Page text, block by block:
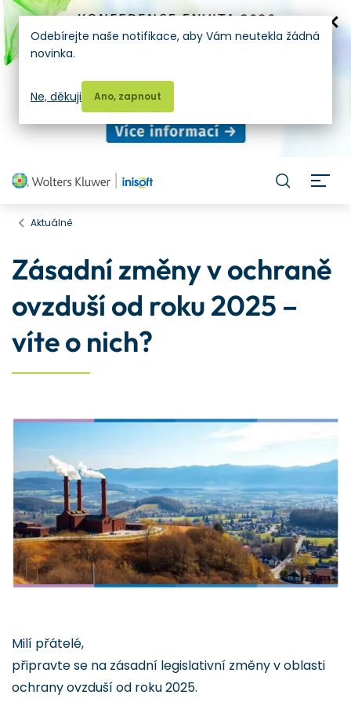
Aktuálně
Zásadní změny v ochraně
ovzduší od roku 2025 –
víte o nich?
Milí přátelé,
připravte se na zásadní legislativní změny v oblasti
ochrany ovzduší od roku 2025.
Odebírejte naše notifikace, aby Vám neutekla žádná
novinka.
Ano, zapnout
Ne, děkuji